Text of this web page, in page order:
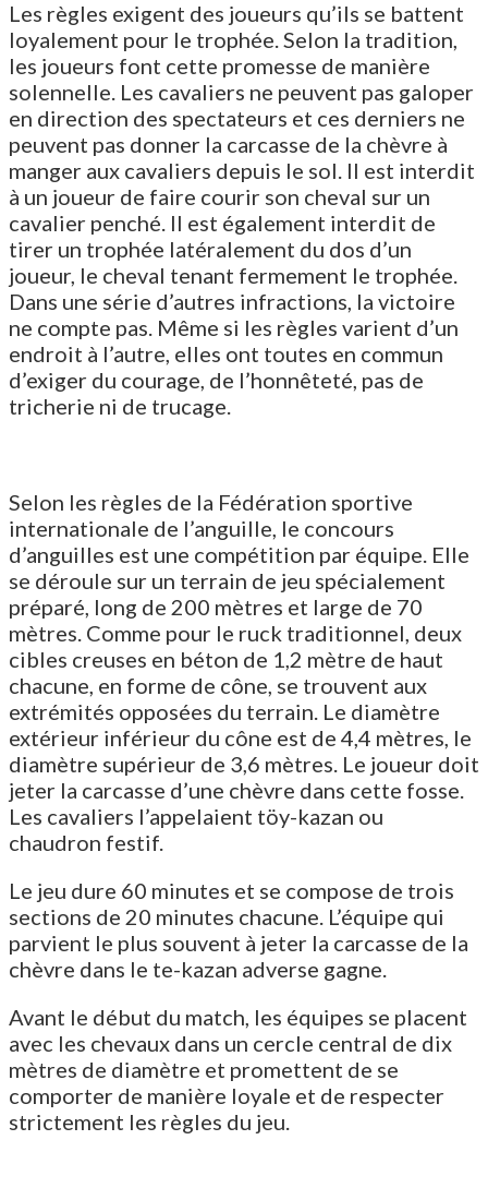
Les règles exigent des joueurs qu’ils se battent
loyalement pour le trophée. Selon la tradition,
les joueurs font cette promesse de manière
solennelle. Les cavaliers ne peuvent pas galoper
en direction des spectateurs et ces derniers ne
peuvent pas donner la carcasse de la chèvre à
manger aux cavaliers depuis le sol. Il est interdit
à un joueur de faire courir son cheval sur un
cavalier penché. Il est également interdit de
tirer un trophée latéralement du dos d’un
joueur, le cheval tenant fermement le trophée.
Dans une série d’autres infractions, la victoire
ne compte pas. Même si les règles varient d’un
endroit à l’autre, elles ont toutes en commun
d’exiger du courage, de l’honnêteté, pas de
tricherie ni de trucage.
Selon les règles de la Fédération sportive
internationale de l’anguille, le concours
d’anguilles est une compétition par équipe. Elle
se déroule sur un terrain de jeu spécialement
préparé, long de 200 mètres et large de 70
mètres. Comme pour le ruck traditionnel, deux
cibles creuses en béton de 1,2 mètre de haut
chacune, en forme de cône, se trouvent aux
extrémités opposées du terrain. Le diamètre
extérieur inférieur du cône est de 4,4 mètres, le
diamètre supérieur de 3,6 mètres. Le joueur doit
jeter la carcasse d’une chèvre dans cette fosse.
Les cavaliers l’appelaient töy-kazan ou
chaudron festif.
Le jeu dure 60 minutes et se compose de trois
sections de 20 minutes chacune. L’équipe qui
parvient le plus souvent à jeter la carcasse de la
chèvre dans le te-kazan adverse gagne.
Avant le début du match, les équipes se placent
avec les chevaux dans un cercle central de dix
mètres de diamètre et promettent de se
comporter de manière loyale et de respecter
strictement les règles du jeu.